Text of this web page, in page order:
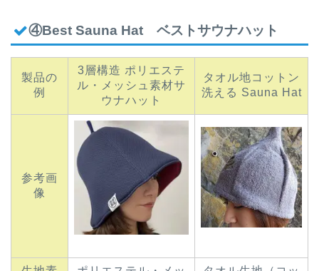
④Best Sauna Hat ベストサウナハット
製品の
例
3層構造 ポリエステ
ル・メッシュ素材サ
ウナハット
タオル地コットン
洗える Sauna Hat
参考画
像